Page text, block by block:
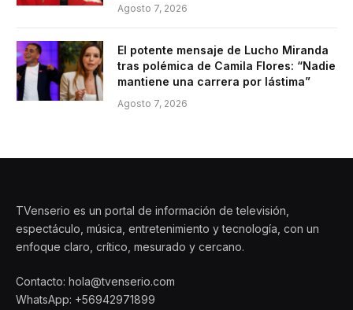
Agosto 7, 2026
El potente mensaje de Lucho Miranda
tras polémica de Camila Flores: “Nadie
mantiene una carrera por lástima”
Agosto 7, 2026
TVenserio es un portal de información de televisión,
espectáculo, música, entretenimiento y tecnología, con un
enfoque claro, crítico, mesurado y cercano.
Contacto: hola@tvenserio.com
WhatsApp: +56942971899